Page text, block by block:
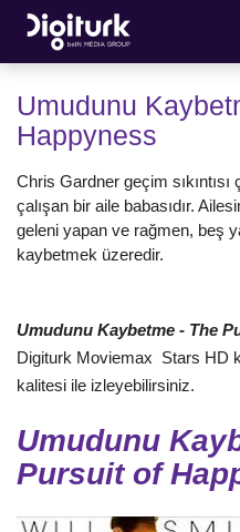
Umudunu
Happyness
Chris Gardner geçim
çalışan bir aile babasıdır.
geleni yapan ve rağmen, beş
kaybetmek üzeredir.
Umudunu Kaybetme - The
Digiturk Moviemax Stars HD
kalitesi ile izleyebilirsiniz.
Umudunu
Pursuit of